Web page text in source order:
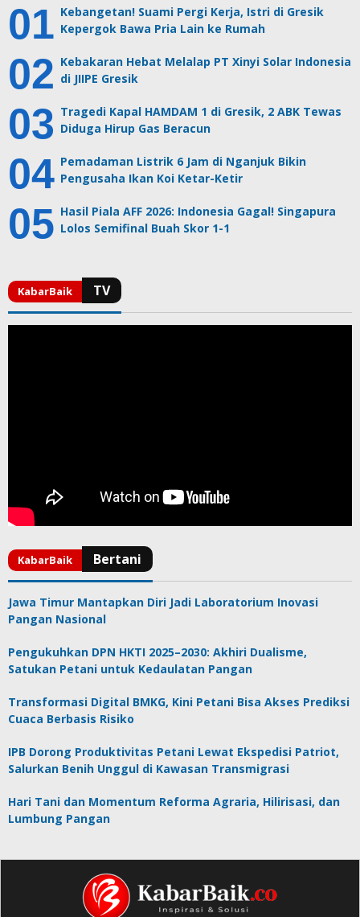
Kebangetan! Suami Pergi Kerja, Istri di Gresik
Kepergok Bawa Pria Lain ke Rumah
Kebakaran Hebat Melalap PT Xinyi Solar Indonesia
di JIIPE Gresik
Tragedi Kapal HAMDAM 1 di Gresik, 2 ABK Tewas
Diduga Hirup Gas Beracun
Pemadaman Listrik 6 Jam di Nganjuk Bikin
Pengusaha Ikan Koi Ketar-Ketir
Hasil Piala AFF 2026: Indonesia Gagal! Singapura
Lolos Semifinal Buah Skor 1-1
Jawa Timur Mantapkan Diri Jadi Laboratorium Inovasi
Pangan Nasional
Pengukuhkan DPN HKTI 2025–2030: Akhiri Dualisme,
Satukan Petani untuk Kedaulatan Pangan
Transformasi Digital BMKG, Kini Petani Bisa Akses Prediksi
Cuaca Berbasis Risiko
IPB Dorong Produktivitas Petani Lewat Ekspedisi Patriot,
Salurkan Benih Unggul di Kawasan Transmigrasi
Hari Tani dan Momentum Reforma Agraria, Hilirisasi, dan
Lumbung Pangan